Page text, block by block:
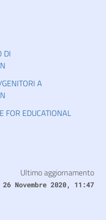
DI
A
FOR EDUCATIONAL
Ultimo aggiornamento
26 Novembre 2020, 11:47